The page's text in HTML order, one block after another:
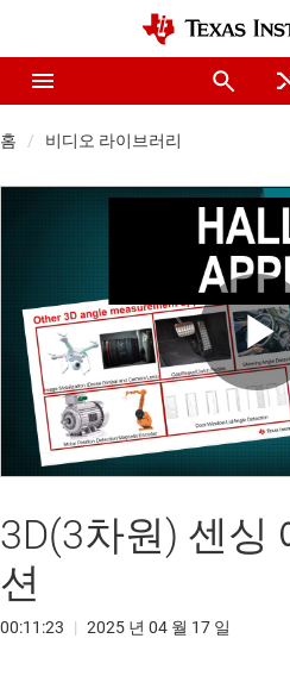
홈 비디오 라이브러리
3D(3차원) 센싱
션
00:11:23 | 2025 년 04 월 17 일